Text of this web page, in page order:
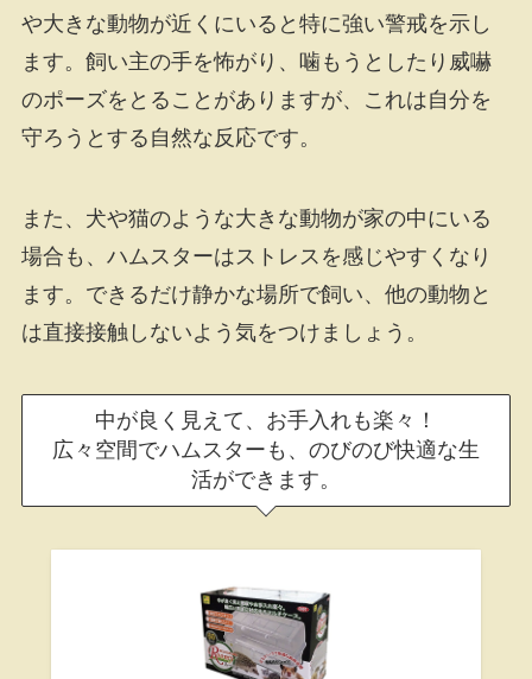
や大きな動物が近くにいると特に強い警戒を示し
ます。飼い主の手を怖がり、噛もうとしたり威嚇
のポーズをとることがありますが、これは自分を
守ろうとする自然な反応です。
また、犬や猫のような大きな動物が家の中にいる
場合も、ハムスターはストレスを感じやすくなり
ます。できるだけ静かな場所で飼い、他の動物と
は直接接触しないよう気をつけましょう。
中が良く見えて、お手入れも楽々！
広々空間でハムスターも、のびのび快適な生
活ができます。